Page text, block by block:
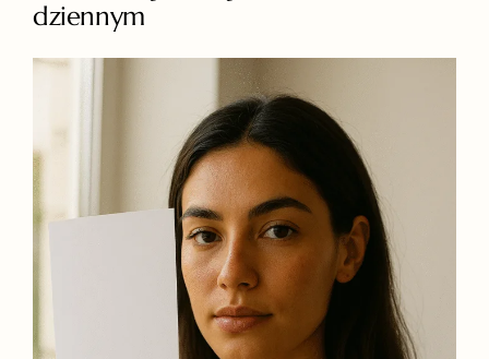
dziennym